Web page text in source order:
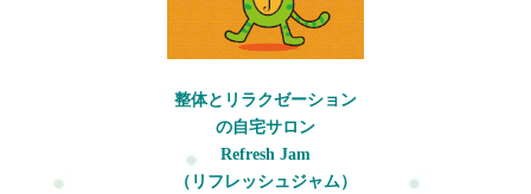
整体とリラクゼーション
の自宅サロン
Refresh Jam
（リフレッシュジャム）